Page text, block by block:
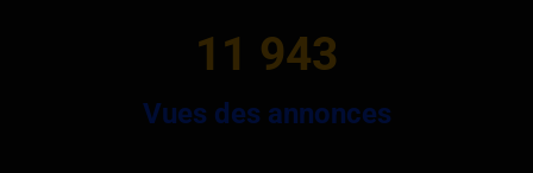
Vues des annonces
11 943